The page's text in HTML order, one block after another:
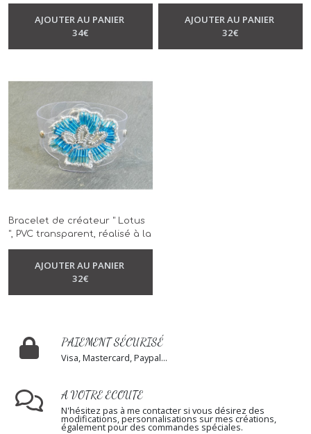
BraceletAJOUTER AU PANIER
34€
AJOUTER AU PANIER
32€
Bracelet de créateur " Lotus
", PVC transparent, réalisé à la
main, modèle unique-Bracelet
AJOUTER AU PANIER
32€
PAIEMENT SÉCURISÉ
Visa, Mastercard, Paypal...
A VOTRE ECOUTE
N'hésitez pas à me contacter si vous désirez des
modifications, personnalisations sur mes créations,
également pour des commandes spéciales.